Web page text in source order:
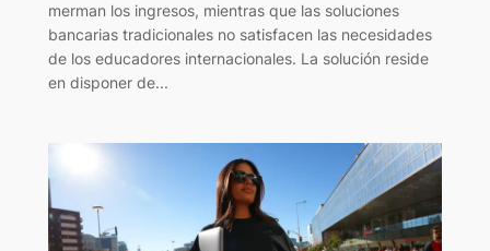
merman los ingresos, mientras que las soluciones
bancarias tradicionales no satisfacen las necesidades
de los educadores internacionales. La solución reside
en disponer de...